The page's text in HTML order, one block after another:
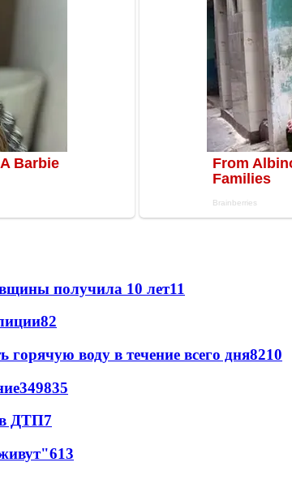
получила 10 лет11
82
воду в течение всего дня8210
349835
в ДТП7
613